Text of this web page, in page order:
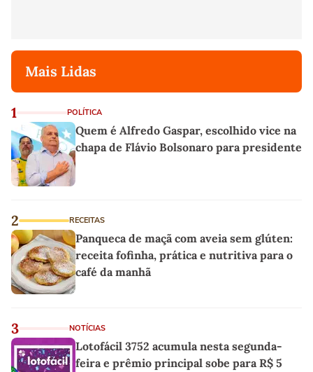
Mais Lidas
1 POLÍTICA
Quem é Alfredo Gaspar, escolhido vice na
chapa de Flávio Bolsonaro para presidente
2 RECEITAS
Panqueca de maçã com aveia sem glúten:
receita fofinha, prática e nutritiva para o
café da manhã
3 NOTÍCIAS
Lotofácil 3752 acumula nesta segunda-
feira e prêmio principal sobe para R$ 5